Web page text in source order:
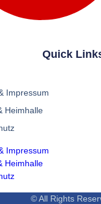
Quick
Impressum
Heimhalle
Impressum
Heimhalle
© All Rights